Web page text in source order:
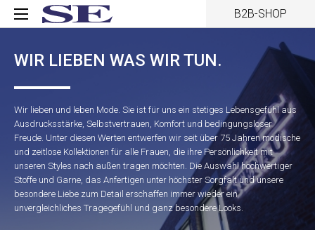
B2B-SHOP
WIR LIEBEN WAS WIR TUN.
Wir lieben und leben Mode. Sie ist für uns ein stetiges Lebensgefühl aus
Ausdrucksstärke, Selbstvertrauen, Komfort und bedingungsloser
Freude. Unter diesen Werten entwerfen wir seit über 75 Jahren modische
und zeitlose Kollektionen für alle Frauen, die ihre Persönlichkeit mit
unseren Styles nach außen tragen möchten. Die Auswahl hochwertiger
Stoffe und Garne, das Anfertigen unter höchster Sorgfalt und unsere
besondere Liebe zum Detail erschaffen immer wieder ein
unvergleichliches Tragegefühl und ganz besondere Looks.